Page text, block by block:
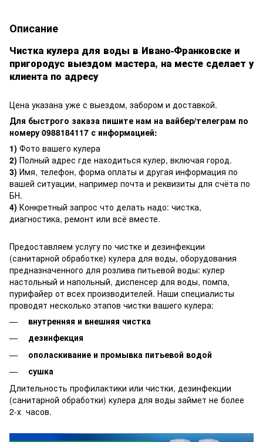
Описание
Чистка кулера для воды в Ивано-Франковске и
пригородус выездом мастера, на месте сделает у
клиента по адресу
Цена указана уже с выездом, забором и доставкой.
Для быстрого заказа пишите нам на вайбер/телеграм по
номеру 0988184117 с информацией:
1) Фото вашего кулера
2) Полный адрес где находиться кулер, включая город.
3) Имя, телефон, форма оплаты и другая информация по
вашей ситуации, например почта и реквизиты для счёта по
БН.
4) Конкретный запрос что делать надо: чистка,
диагностика, ремонт или всё вместе.
Предоставляем услугу по чистке и дезинфекции
(санитарной обработке) кулера для воды, оборудования
предназначенного для розлива питьевой воды: кулер
настольный и напольный, диспенсер для воды, помпа,
пурифайер от всех производителей. Наши специалисты
проводят несколько этапов чистки вашего кулера:
внутренняя и внешняя чистка
дезинфекция
ополаскивание и промывка питьевой водой
сушка
Длительность профилактики или чистки, дезинфекции
(санитарной обработки) кулера для воды займет не более
2-х часов.